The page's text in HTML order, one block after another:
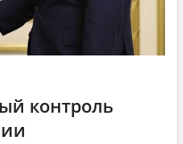
контроль